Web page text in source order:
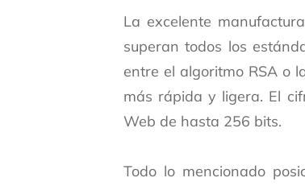
La excelente
superan todos los
entre el algoritmo RSA o
más rápida y ligera. El
Web de hasta 256 bits.
Todo lo mencionado